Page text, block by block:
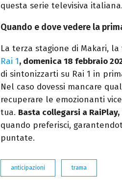
questa serie televisiva italiana.
Quando e dove vedere la
La terza stagione di Makari,
Rai 1, domenica 18 febbraio
di sintonizzarti su Rai 1 in
Nel caso dovessi mancare
recuperare le emozionanti
tua. Basta collegarsi a RaiPlay,
quando preferisci,
puntate.
anticipazioni trama